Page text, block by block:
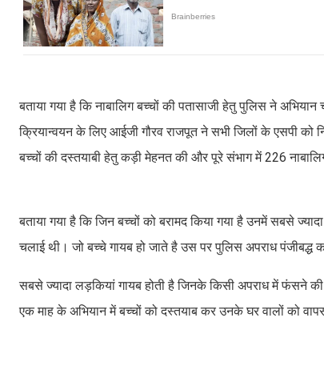
बताया गया है कि नाबालिग बच्चों की पतासाजी हेतु पुलिस ने
क्रियान्वयन के लिए आईजी गौरव राजपूत ने सभी जिलों के एसपी को
बच्चों की दस्तयाबी हेतु कड़ी मेहनत की और पूरे संभाग में 226
बताया गया है कि जिन बच्चों को बरामद किया गया है उनमें सबसे
चलाई थी। जो बच्चे गायब हो जाते है उस पर पुलिस अपराध
सबसे ज्यादा लड़कियां गायब होती है जिनके किसी अपराध में फंसने
एक माह के अभियान में बच्चों को दस्तयाब कर उनके घर वालों को